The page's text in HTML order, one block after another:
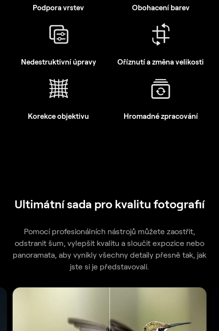
Podpora vrstev Obohacení barev
Nedestruktivní úpravy Oříznutí a změna velikosti
Korekce objektivu Hromadné zpracování
Ultimátní sada pro kvalitu fotografií
Pomocí profesionálních nástrojů můžete zaostřit,
odstranit šum, vylepšit kvalitu a sloučit expozice nebo
panoramata, aby vynikly všechny detaily přesně tak, jak
jste si je představovali.